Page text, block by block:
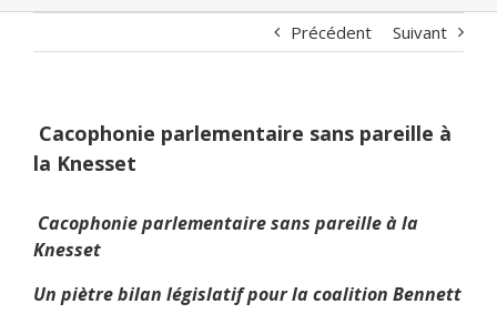
Précédent Suivant
Cacophonie parlementaire sans pareille à
la Knesset
Cacophonie parlementaire sans pareille à la
Knesset
Un piètre bilan législatif pour la coalition Bennett